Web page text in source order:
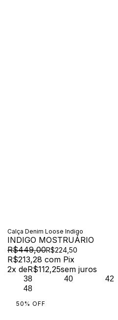
Calça Denim Loose Indigo
INDIGO MOSTRUÁRIO
R$449,00R$224,50
R$213,28 com Pix
2x deR$112,25sem juros
38 40 42
48
50 % OFF